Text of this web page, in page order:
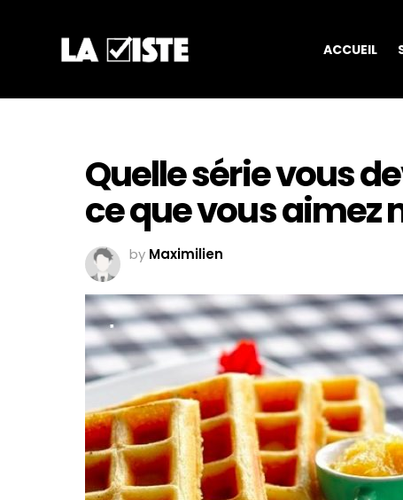
ACCUEIL
Quelle série vous
ce que vous aimez
by Maximilien